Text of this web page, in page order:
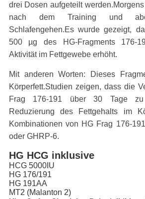
drei Dosen aufgeteilt
nach dem Training und
Schlafengehen.Es wurde gezeigt,
500 µg des HG-Fragments 176-
Aktivität im Fettgewebe erhöht.
Mit anderen Worten: Dieses
Körperfett.Studien zeigen, dass die
Frag 176-191 über 30 Tage zu
Reduzierung des Fettgehalts im
Kombinationen von HG Frag 176-
oder GHRP-6.
HG HCG inklusive
HCG 5000IU
HG 176/191
HG 191AA
MT2 (Malanton 2)